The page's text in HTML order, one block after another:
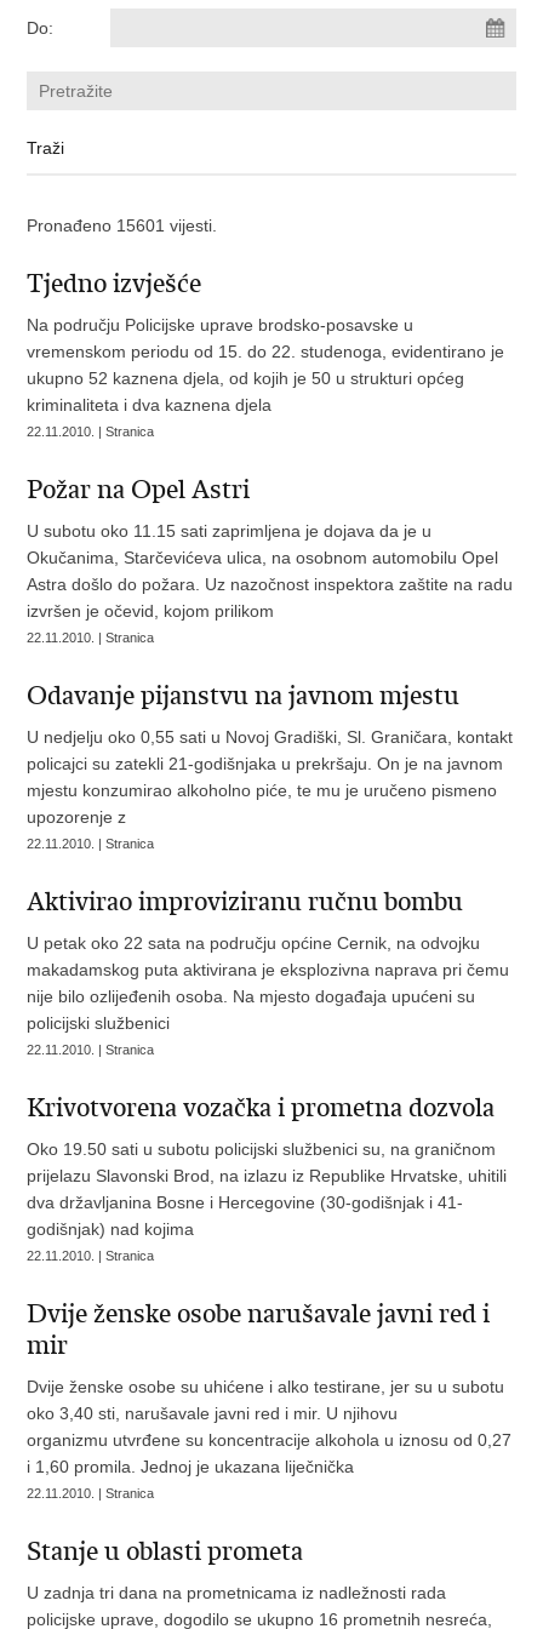
Do:
Pronađeno 15601 vijesti.
Tjedno izvješće
Na području Policijske uprave brodsko-posavske u
vremenskom periodu od 15. do 22. studenoga, evidentirano je
ukupno 52 kaznena djela, od kojih je 50 u strukturi općeg
kriminaliteta i dva kaznena djela
22.11.2010. | Stranica
Požar na Opel Astri
U subotu oko 11.15 sati zaprimljena je dojava da je u
Okučanima, Starčevićeva ulica, na osobnom automobilu Opel
Astra došlo do požara. Uz nazočnost inspektora zaštite na radu
izvršen je očevid, kojom prilikom
22.11.2010. | Stranica
Odavanje pijanstvu na javnom mjestu
U nedjelju oko 0,55 sati u Novoj Gradiški, Sl. Graničara, kontakt
policajci su zatekli 21-godišnjaka u prekršaju. On je na javnom
mjestu konzumirao alkoholno piće, te mu je uručeno pismeno
upozorenje z
22.11.2010. | Stranica
Aktivirao improviziranu ručnu bombu
U petak oko 22 sata na području općine Cernik, na odvojku
makadamskog puta aktivirana je eksplozivna naprava pri čemu
nije bilo ozlijeđenih osoba. Na mjesto događaja upućeni su
policijski službenici
22.11.2010. | Stranica
Krivotvorena vozačka i prometna dozvola
Oko 19.50 sati u subotu policijski službenici su, na graničnom
prijelazu Slavonski Brod, na izlazu iz Republike Hrvatske, uhitili
dva državljanina Bosne i Hercegovine (30-godišnjak i 41-
godišnjak) nad kojima
22.11.2010. | Stranica
Dvije ženske osobe narušavale javni red i
mir
Dvije ženske osobe su uhićene i alko testirane, jer su u subotu
oko 3,40 sti, narušavale javni red i mir. U njihovu
organizmu utvrđene su koncentracije alkohola u iznosu od 0,27
i 1,60 promila. Jednoj je ukazana liječnička
22.11.2010. | Stranica
Stanje u oblasti prometa
U zadnja tri dana na prometnicama iz nadležnosti rada
policijske uprave, dogodilo se ukupno 16 prometnih nesreća,